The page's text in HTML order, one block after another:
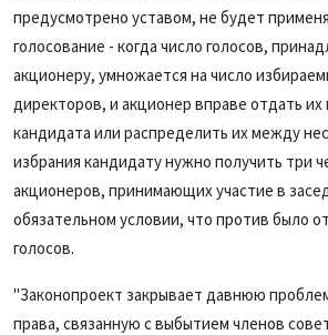
предусмотрено уставом, не будет
голосование - когда число голосов,
акционеру, умножается на число
директоров, и акционер вправе отдать
кандидата или распределить их между
избрания кандидату нужно получить три
акционеров, принимающих участие в
обязательном условии, что против было
голосов.
"Законопроект закрывает давнюю
права, связанную с выбытием членов